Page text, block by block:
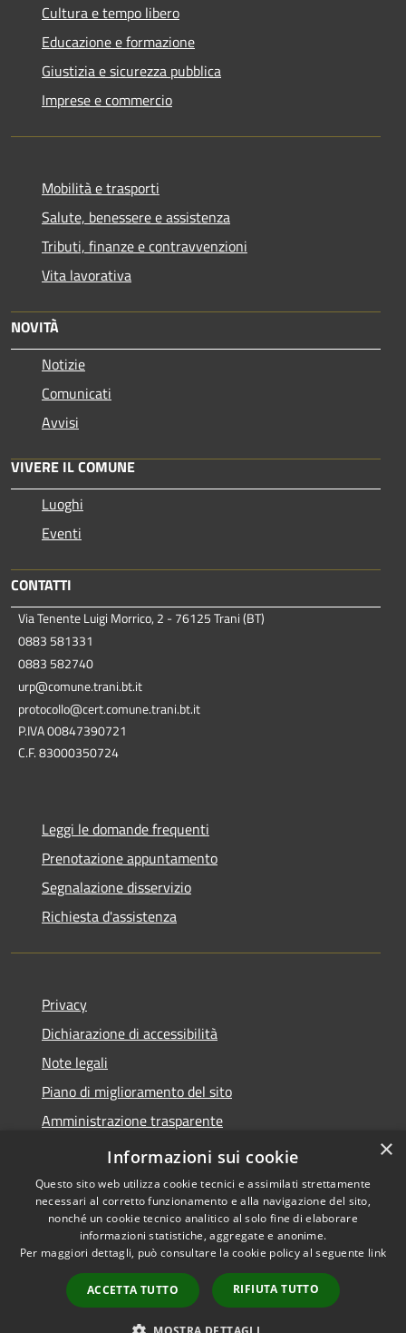
Cultura e tempo libero
Educazione e formazione
Giustizia e sicurezza pubblica
Imprese e commercio
Mobilità e trasporti
Salute, benessere e assistenza
Tributi, finanze e contravvenzioni
Vita lavorativa
NOVITÀ
Notizie
Comunicati
Avvisi
VIVERE IL COMUNE
Luoghi
Eventi
CONTATTI
Via Tenente Luigi Morrico, 2 - 76125 Trani (BT)
0883 581331
0883 582740
urp@comune.trani.bt.it
protocollo@cert.comune.trani.bt.it
P.IVA 00847390721
C.F. 83000350724
Leggi le domande frequenti
Prenotazione appuntamento
Segnalazione disservizio
Richiesta d'assistenza
Privacy
Dichiarazione di accessibilità
Note legali
Piano di miglioramento del sito
Amministrazione trasparente
Albo Pretorio
Accessibilità
Copyright © 2026 • Comune di
Trani • Powered by
Municipium•
Accesso
redazione
×
Informazioni sui cookie
Questo sito web utilizza cookie tecnici e assimilati strettamente
necessari al corretto funzionamento e alla navigazione del sito,
nonché un cookie tecnico analitico al solo fine di elaborare
informazioni statistiche, aggregate e anonime.
Per maggiori dettagli, può consultare la cookie policy al seguente link
ACCETTA TUTTO RIFIUTA TUTTO